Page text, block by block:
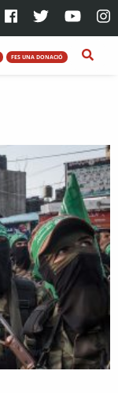
FES UNA DONACIÓ